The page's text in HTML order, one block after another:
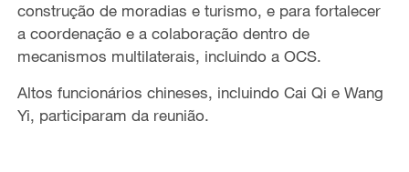
construção de moradias e turismo, e para fortalecer
a coordenação e a colaboração dentro de
mecanismos multilaterais, incluindo a OCS.
Altos funcionários chineses, incluindo Cai Qi e Wang
Yi, participaram da reunião.